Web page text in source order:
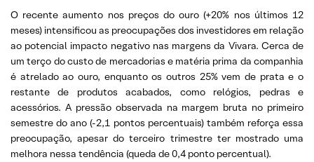
O recente aumento nos preços do ouro (+20% nos últimos 12
meses) intensificou as preocupações dos investidores em relação
ao potencial impacto negativo nas margens da Vivara. Cerca de
um terço do custo de mercadorias e matéria prima da companhia
é atrelado ao ouro, enquanto os outros 25% vem de prata e o
restante de produtos acabados, como relógios, pedras e
acessórios. A pressão observada na margem bruta no primeiro
semestre do ano (-2,1 pontos percentuais) também reforça essa
preocupação, apesar do terceiro trimestre ter mostrado uma
melhora nessa tendência (queda de 0,4 ponto percentual).